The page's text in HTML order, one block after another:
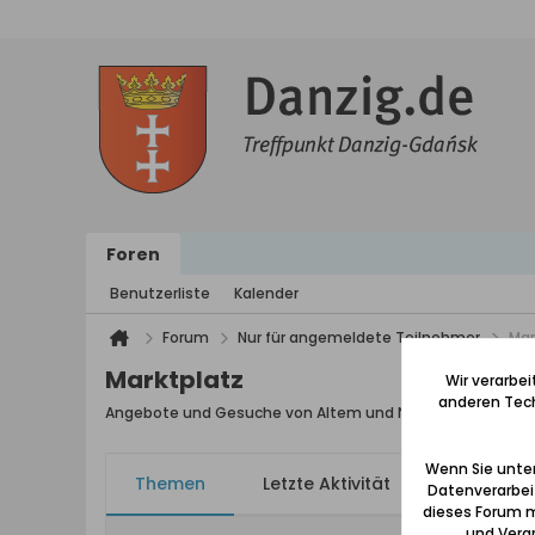
Foren
Benutzerliste Kalender
Forum Nur für angemeldete Teilnehmer
Marktplatz
Angebote und Gesuche von Altem und Neuem mit einem
Themen Letzte Aktivität Meine
Wir
anderen
Wenn Sie
dieses Forum